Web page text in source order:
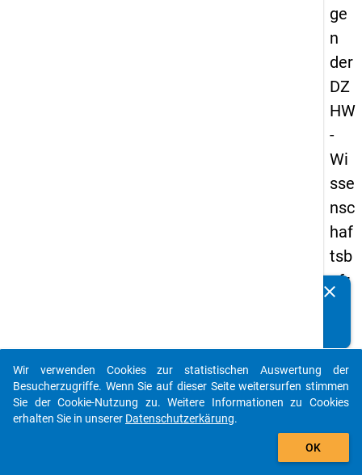
ge
n
der
DZ
HW
-
Wi
sse
nsc
haf
tsb
efr
g
20
19
Details
clear
auto_stories
add_shopping_cart
Wir verwenden Cookies zur statistischen Auswertung der
Besucherzugriffe. Wenn Sie auf dieser Seite weitersurfen stimmen
Sie der Cookie-Nutzung zu. Weitere Informationen zu Cookies
erhalten Sie in unserer Datenschutzerkärung.
OK